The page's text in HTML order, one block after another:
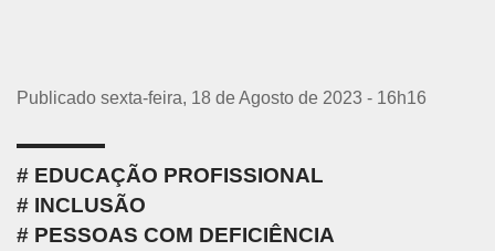
Publicado sexta-feira, 18 de Agosto de 2023 - 16h16
EDUCAÇÃO PROFISSIONAL
INCLUSÃO
PESSOAS COM DEFICIÊNCIA